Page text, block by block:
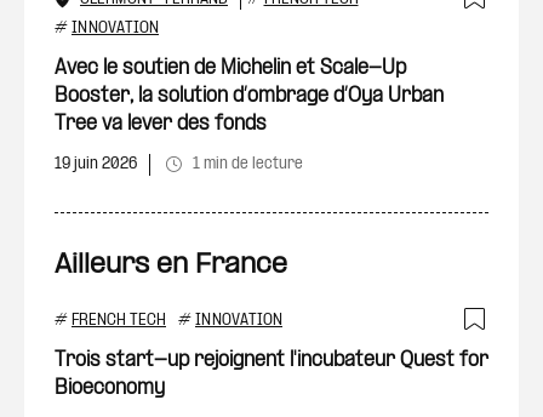
# INNOVATION
Avec le soutien de Michelin et Scale-Up
Booster, la solution d’ombrage d’Oya Urban
Tree va lever des fonds
19 juin 2026 1 min de lecture
Ailleurs en France
# FRENCH TECH # INNOVATION
Trois start-up rejoignent l'incubateur Quest for
Bioeconomy